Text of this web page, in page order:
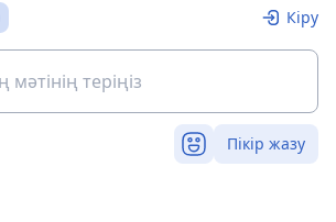
Кіру
Пікір жазу